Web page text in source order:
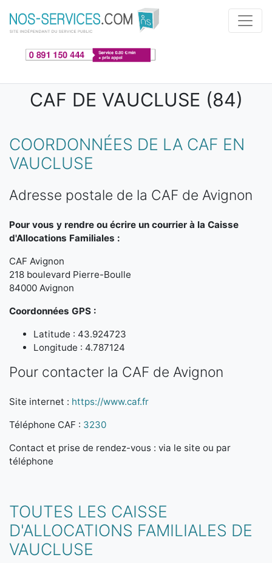
Aller au contenu principal
CAF DE VAUCLUSE (84)
COORDONNÉES DE LA CAF EN
VAUCLUSE
Adresse postale de la CAF de Avignon
Pour vous y rendre ou écrire un courrier à la Caisse
d'Allocations Familiales :
CAF Avignon
218 boulevard Pierre-Boulle
84000 Avignon
Coordonnées GPS :
Latitude : 43.924723
Longitude : 4.787124
Pour contacter la CAF de Avignon
Site internet : https://www.caf.fr
Téléphone CAF : 3230
Contact et prise de rendez-vous : via le site ou par
téléphone
TOUTES LES CAISSE
D'ALLOCATIONS FAMILIALES DE
VAUCLUSE